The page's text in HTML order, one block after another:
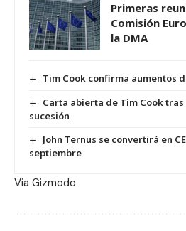
Primeras
Comisión
la DMA
Tim Cook confirma aumentos
Carta abierta de Tim Cook
sucesión
John Ternus se convertirá en
septiembre
Via Gizmodo